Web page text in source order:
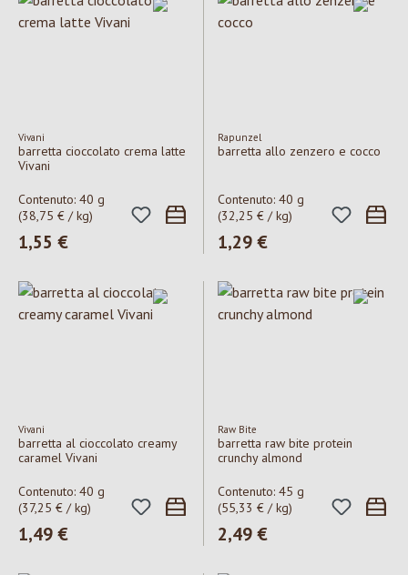
Vivani
barretta cioccolato crema latte
Vivani
Contenuto: 40 g
(38,75 € / kg)
Prezzo normale:
1,55 €
Rapunzel
barretta allo zenzero e cocco
Contenuto: 40 g
(32,25 € / kg)
Prezzo normale:
1,29 €
Vivani
barretta al cioccolato creamy
caramel Vivani
Contenuto: 40 g
(37,25 € / kg)
Prezzo normale:
1,49 €
Raw Bite
barretta raw bite protein
crunchy almond
Contenuto: 45 g
(55,33 € / kg)
Prezzo normale:
2,49 €